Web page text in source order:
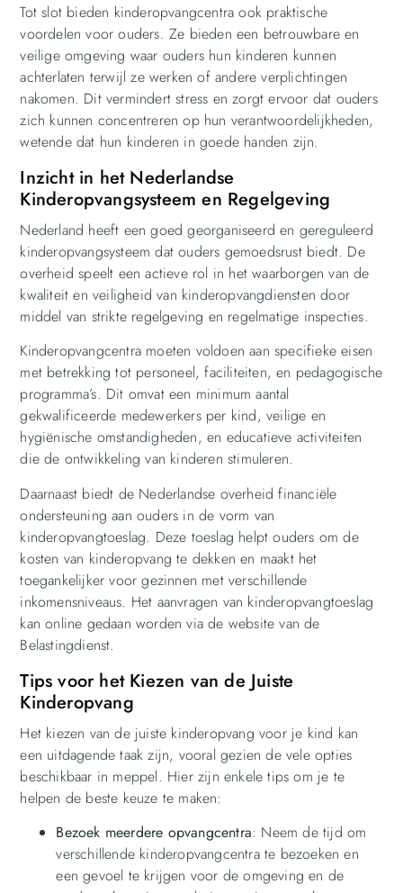
Tot slot bieden kinderopvangcentra ook praktische
voordelen voor ouders. Ze bieden een betrouwbare en
veilige omgeving waar ouders hun kinderen kunnen
achterlaten terwijl ze werken of andere verplichtingen
nakomen. Dit vermindert stress en zorgt ervoor dat ouders
zich kunnen concentreren op hun verantwoordelijkheden,
wetende dat hun kinderen in goede handen zijn.
Inzicht in het Nederlandse
Kinderopvangsysteem en Regelgeving
Nederland heeft een goed georganiseerd en gereguleerd
kinderopvangsysteem dat ouders gemoedsrust biedt. De
overheid speelt een actieve rol in het waarborgen van de
kwaliteit en veiligheid van kinderopvangdiensten door
middel van strikte regelgeving en regelmatige inspecties.
Kinderopvangcentra moeten voldoen aan specifieke eisen
met betrekking tot personeel, faciliteiten, en pedagogische
programma’s. Dit omvat een minimum aantal
gekwalificeerde medewerkers per kind, veilige en
hygiënische omstandigheden, en educatieve activiteiten
die de ontwikkeling van kinderen stimuleren.
Daarnaast biedt de Nederlandse overheid financiële
ondersteuning aan ouders in de vorm van
kinderopvangtoeslag. Deze toeslag helpt ouders om de
kosten van kinderopvang te dekken en maakt het
toegankelijker voor gezinnen met verschillende
inkomensniveaus. Het aanvragen van kinderopvangtoeslag
kan online gedaan worden via de website van de
Belastingdienst.
Tips voor het Kiezen van de Juiste
Kinderopvang
Het kiezen van de juiste kinderopvang voor je kind kan
een uitdagende taak zijn, vooral gezien de vele opties
beschikbaar in meppel. Hier zijn enkele tips om je te
helpen de beste keuze te maken:
Bezoek meerdere opvangcentra: Neem de tijd om
verschillende kinderopvangcentra te bezoeken en
een gevoel te krijgen voor de omgeving en de